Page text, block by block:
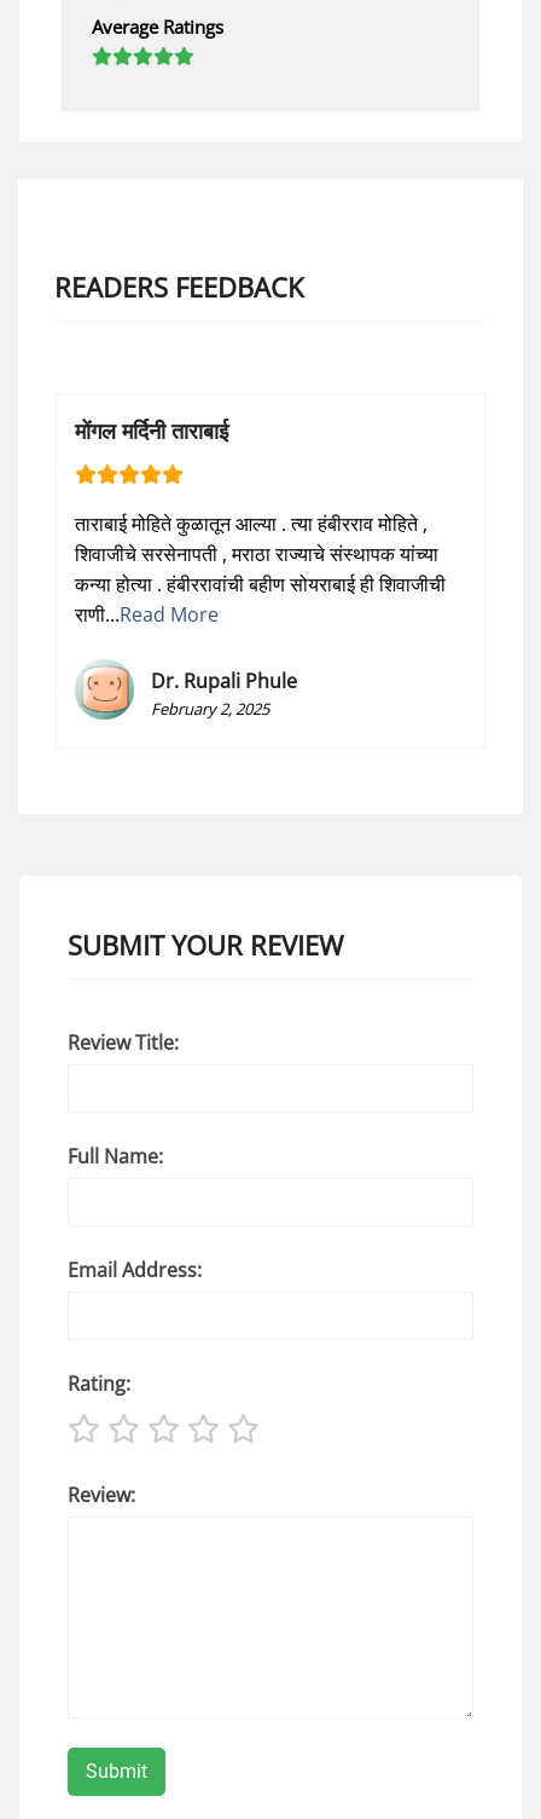
Average Ratings
READERS FEEDBACK
मोंगल मर्दिनी ताराबाई
ताराबाई मोहिते कुळातून आल्या . त्या हंबीरराव मोहिते ,
शिवाजीचे सरसेनापती , मराठा राज्याचे संस्थापक यांच्या
कन्या होत्या . हंबीररावांची बहीण सोयराबाई ही शिवाजीची
राणी...Read More
Dr. Rupali Phule
February 2, 2025
SUBMIT YOUR REVIEW
Review Title:
Full Name:
Email Address:
Rating:
Review: